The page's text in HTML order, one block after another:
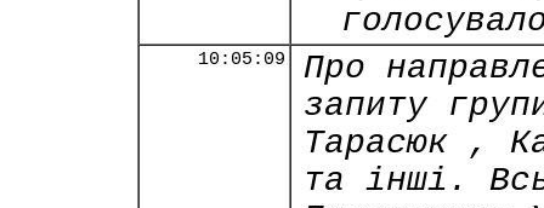
10:05:09
Про
запиту
Тарасюк ,
та інші.